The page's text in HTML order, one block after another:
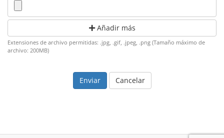
Añadir más
Extensiones de archivo permitidas: .jpg, .gif, .jpeg, .png (Tamaño máximo de
archivo: 200MB)
Cancelar